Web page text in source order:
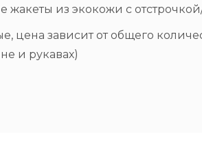
из экокожи с
цена зависит от общего
и рукавах)